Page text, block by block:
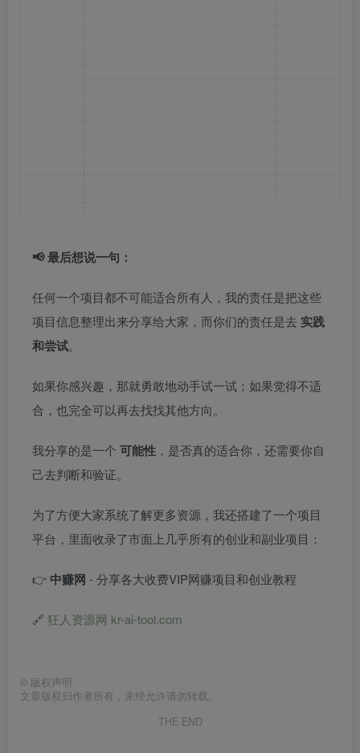
📢 最后想说一句：
任何一个项目都不可能适合所有人，我的责任是把这些
项目信息整理出来分享给大家，而你们的责任是去 实践
和尝试。
如果你感兴趣，那就勇敢地动手试一试；如果觉得不适
合，也完全可以再去找找其他方向。
我分享的是一个 可能性 ，是否真的适合你，还需要你自
己去判断和验证。
为了方便大家系统了解更多资源，我还搭建了一个项目
平台，里面收录了市面上几乎所有的创业和副业项目：
👉 中赚网 - 分享各大收费VIP网赚项目和创业教程
🔗 狂人资源网 kr-ai-tool.com
© 版权声明
文章版权归作者所有，未经允许请勿转载。
THE END